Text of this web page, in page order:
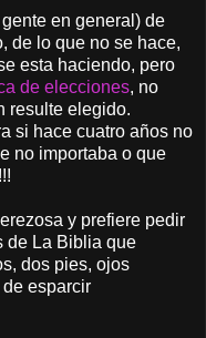
en general) de
de lo que no se hace,
esta haciendo, pero
de elecciones, no
resulte elegido.
si hace cuatro años no
no importaba o que
y prefiere pedir
de La Biblia que
dos pies, ojos
esparcir